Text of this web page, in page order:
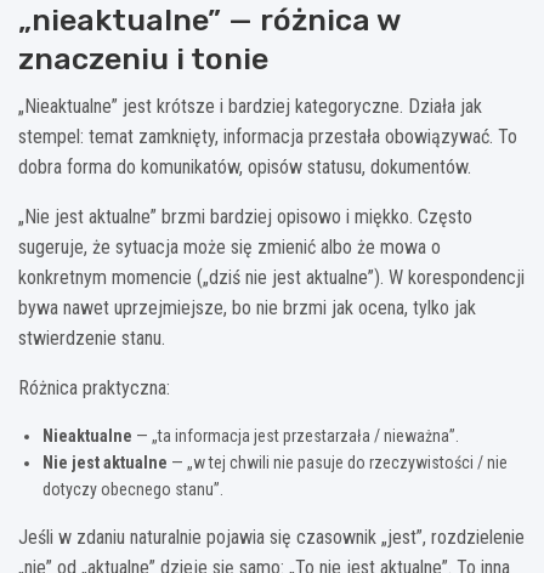
„nieaktualne” — różnica w
znaczeniu i tonie
„Nieaktualne” jest krótsze i bardziej kategoryczne. Działa jak
stempel: temat zamknięty, informacja przestała obowiązywać. To
dobra forma do komunikatów, opisów statusu, dokumentów.
„Nie jest aktualne” brzmi bardziej opisowo i miękko. Często
sugeruje, że sytuacja może się zmienić albo że mowa o
konkretnym momencie („dziś nie jest aktualne”). W korespondencji
bywa nawet uprzejmiejsze, bo nie brzmi jak ocena, tylko jak
stwierdzenie stanu.
Różnica praktyczna:
Nieaktualne — „ta informacja jest przestarzała / nieważna”.
Nie jest aktualne — „w tej chwili nie pasuje do rzeczywistości / nie
dotyczy obecnego stanu”.
Jeśli w zdaniu naturalnie pojawia się czasownik „jest”, rozdzielenie
„nie” od „aktualne” dzieje się samo: „To nie jest aktualne”. To inna